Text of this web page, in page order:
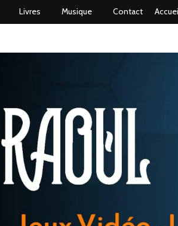
Livres Musique Contact